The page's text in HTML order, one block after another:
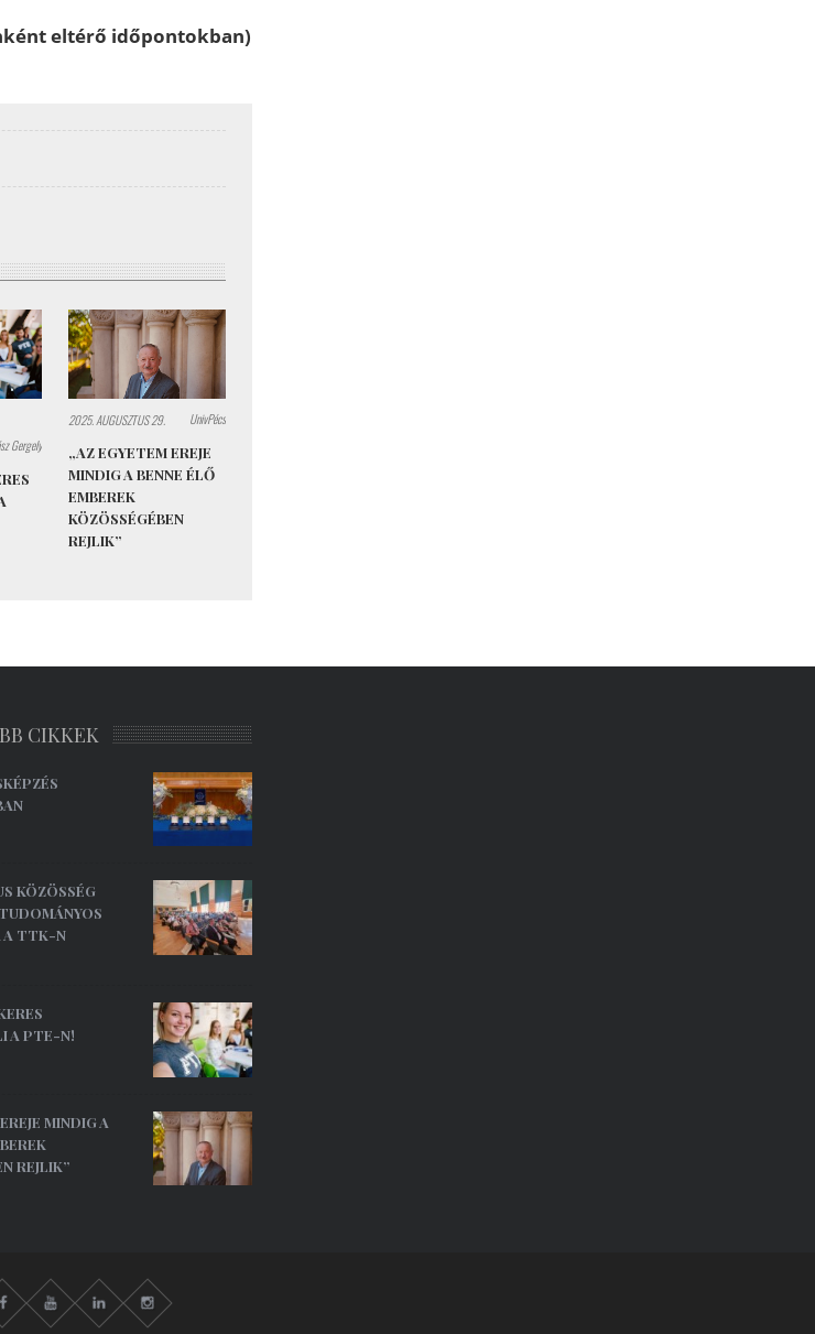
eltérő időpontokban)
Gergely
2025. AUGUSZTUS 29. UnivPécs
„AZ EGYETEM EREJE
MINDIG A BENNE ÉLŐ
EMBEREK
KÖZÖSSÉGÉBEN
REJLIK”
CIKKEK
KÖZÖSSÉG
A TTK-N
A PTE-N!
MINDIG A
REJLIK”